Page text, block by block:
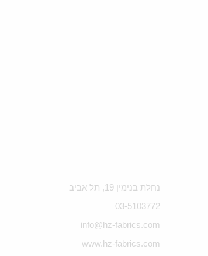
נחלת בנימין 19, תל אביב
03-5103772
info@hz-fabrics.com
www.hz-fabrics.com